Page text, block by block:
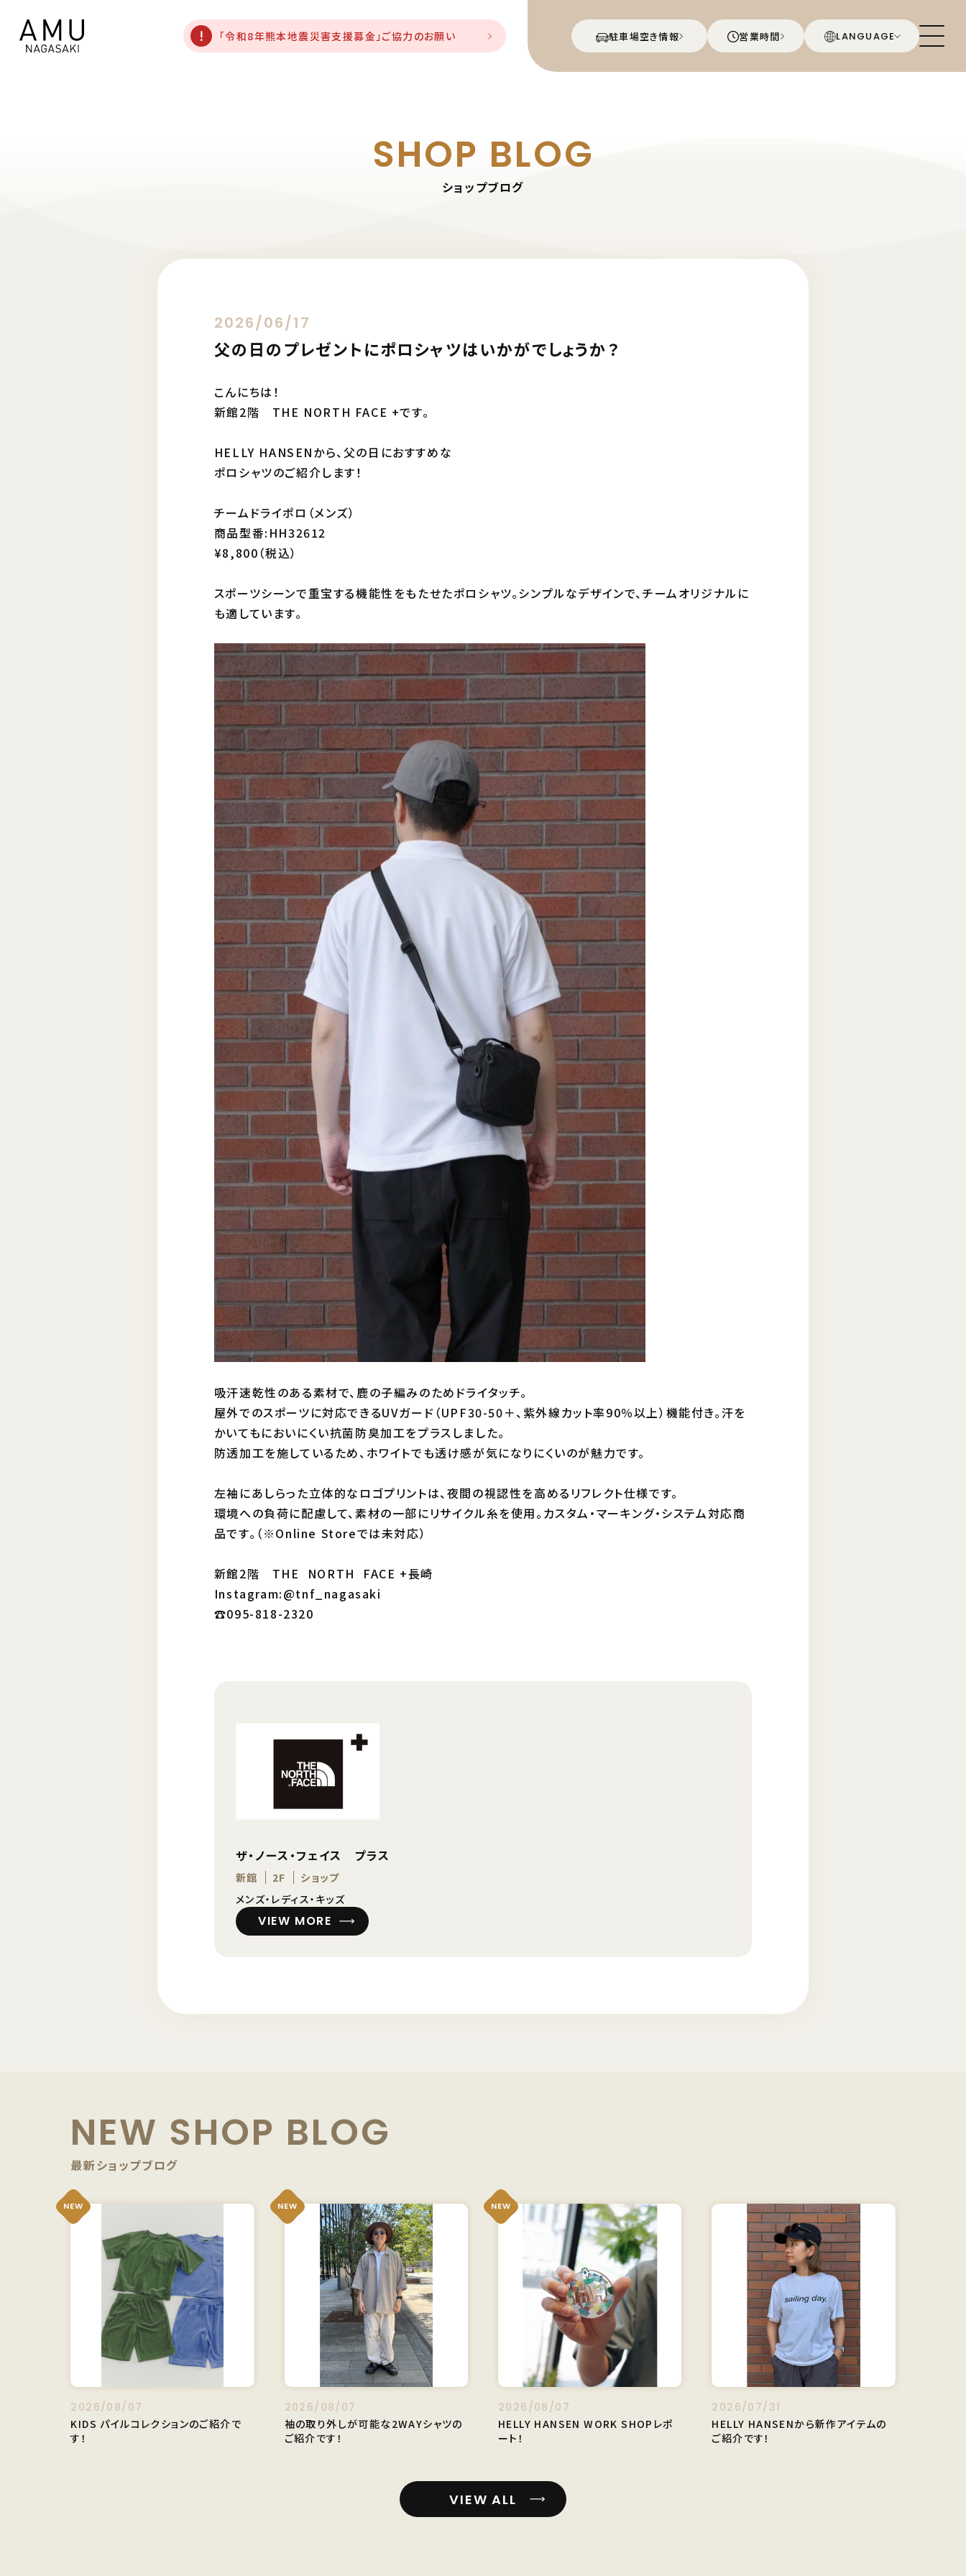
駐車場空き情報 営業時間 LANGUAGE
「令和8年熊本地震災害支援募金」ご協力のお願い
SHOP BLOG
ショップブログ
2026/06/17
父の日のプレゼントにポロシャツはいかがでしょうか？
こんにちは！
新館2階 THE NORTH FACE +です。
HELLY HANSENから、父の日におすすめな
ポロシャツのご紹介します！
チームドライポロ（メンズ）
商品型番:HH32612
¥8,800（税込）
スポーツシーンで重宝する機能性をもたせたポロシャツ。シンプルなデザインで、チームオリジナルに
も適しています。
吸汗速乾性のある素材で、鹿の子編みのためドライタッチ。
屋外でのスポーツに対応できるUVガード（UPF30-50＋、紫外線カット率90％以上）機能付き。汗を
かいてもにおいにくい抗菌防臭加工をプラスしました。
防透加工を施しているため、ホワイトでも透け感が気になりにくいのが魅力です。
左袖にあしらった立体的なロゴプリントは、夜間の視認性を高めるリフレクト仕様です。
環境への負荷に配慮して、素材の一部にリサイクル糸を使用。カスタム・マーキング・システム対応商
品です。（※Online Storeでは未対応）
新館2階 THE NORTH FACE +長崎
Instagram:@tnf_nagasaki
☎︎095-818-2320
ザ・ノース・フェイス プラス
新館 2F
ショップ
メンズ・レディス・キッズ
VIEW MORE
NEW SHOP BLOG
最新ショップブログ
NEW
2026/08/07
KIDS パイルコレクションのご紹介で
す！
NEW
2026/08/07
袖の取り外しが可能な2WAYシャツの
ご紹介です！
NEW
2026/08/07
HELLY HANSEN WORK SHOPレポ
ート！
2026/07/31
HELLY HANSENから新作アイテムの
ご紹介です！
VIEW ALL